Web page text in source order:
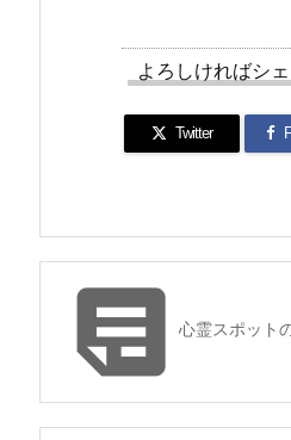
よろしければシ
Twitter
心霊スポット